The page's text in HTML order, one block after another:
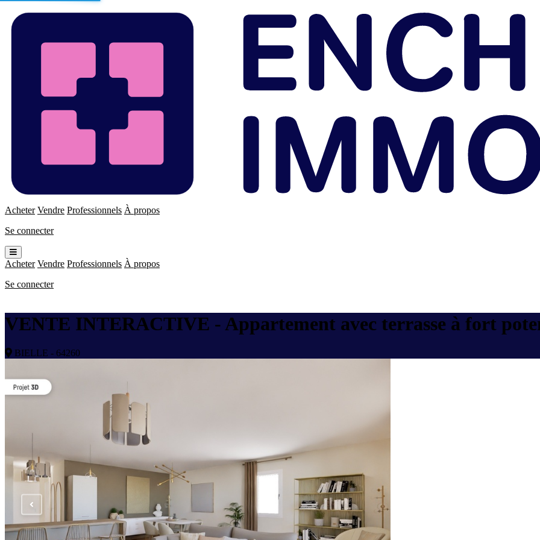
Immo
Acheter Vendre Professionnels À propos
Se connecter
Ouvrir
le
menu
Acheter Vendre Professionnels À propos
Se connecter
VENTE INTERACTIVE - Appartement avec terrasse à fort
BIELLE - 64260